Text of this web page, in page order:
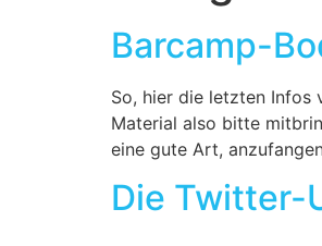
Barcamp-
So, hier die letzten Infos
Material also bitte
eine gute Art,
Die Twitter-